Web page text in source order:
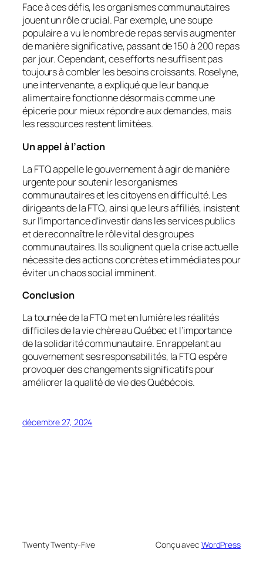
Face à ces défis, les organismes communautaires
jouent un rôle crucial. Par exemple, une soupe
populaire a vu le nombre de repas servis augmenter
de manière significative, passant de 150 à 200 repas
par jour. Cependant, ces efforts ne suffisent pas
toujours à combler les besoins croissants. Roselyne,
une intervenante, a expliqué que leur banque
alimentaire fonctionne désormais comme une
épicerie pour mieux répondre aux demandes, mais
les ressources restent limitées.
Un appel à l’action
La FTQ appelle le gouvernement à agir de manière
urgente pour soutenir les organismes
communautaires et les citoyens en difficulté. Les
dirigeants de la FTQ, ainsi que leurs affiliés, insistent
sur l’importance d’investir dans les services publics
et de reconnaître le rôle vital des groupes
communautaires. Ils soulignent que la crise actuelle
nécessite des actions concrètes et immédiates pour
éviter un chaos social imminent.
Conclusion
La tournée de la FTQ met en lumière les réalités
difficiles de la vie chère au Québec et l’importance
de la solidarité communautaire. En rappelant au
gouvernement ses responsabilités, la FTQ espère
provoquer des changements significatifs pour
améliorer la qualité de vie des Québécois.
décembre 27, 2024
Twenty Twenty-Five Conçu avec WordPress